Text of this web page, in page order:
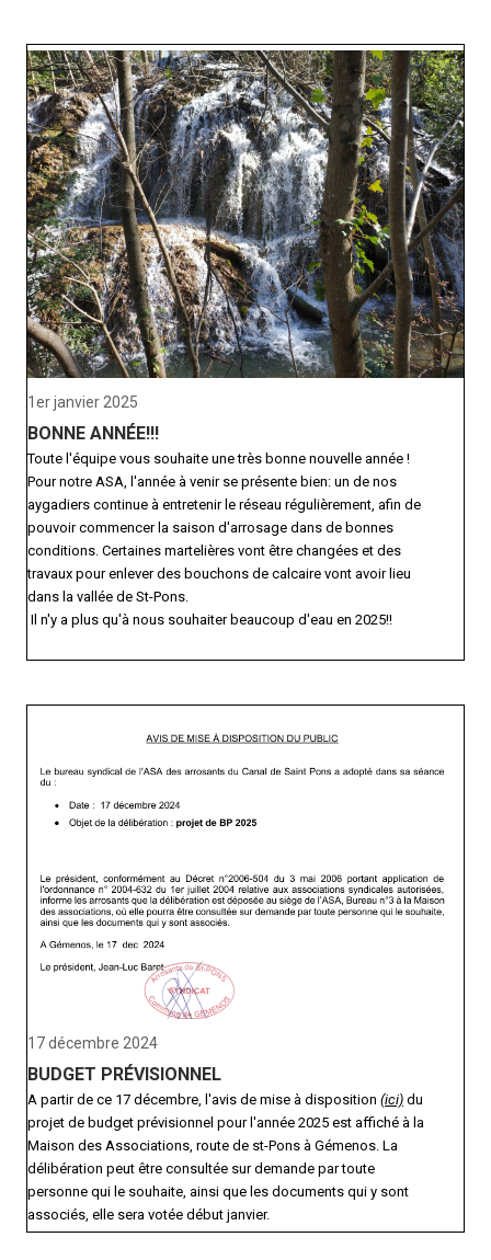
1er janvier 2025
BONNE ANNÉE!!!
Toute l'équipe vous souhaite une très bonne nouvelle année !
Pour notre ASA, l'année à venir se présente bien: un de nos
aygadiers continue à entretenir le réseau régulièrement, afin de
pouvoir commencer la saison d'arrosage dans de bonnes
conditions. Certaines martelières vont être changées et des
travaux pour enlever des bouchons de calcaire vont avoir lieu
dans la vallée de St-Pons.
Il n'y a plus qu'à nous souhaiter beaucoup d'eau en 2025!!
17 décembre 2024
BUDGET PRÉVISIONNEL
A partir de ce 17 décembre, l'avis de mise à disposition (ici) du
projet de budget prévisionnel pour l'année 2025 est affiché à la
Maison des Associations, route de st-Pons à Gémenos. La
délibération peut être consultée sur demande par toute
personne qui le souhaite, ainsi que les documents qui y sont
associés, elle sera votée début janvier.